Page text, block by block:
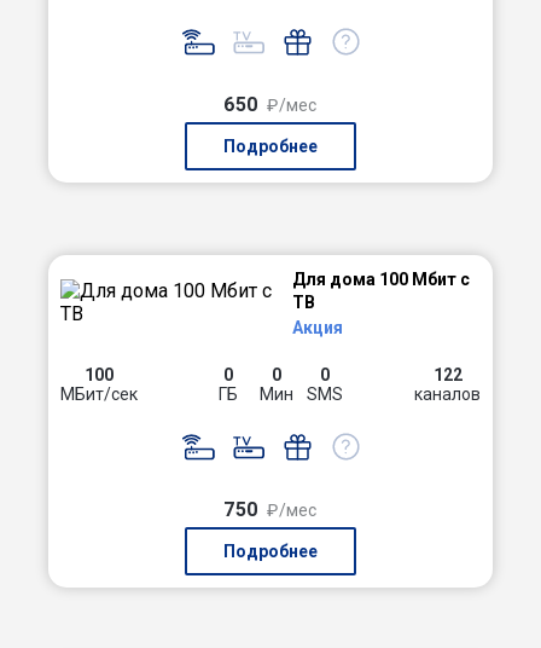
650 ₽/мес
Подробнее
Для дома 100 Мбит с
ТВ
Акция
100
МБит/сек
0
ГБ
0
Мин
0
SMS
122
каналов
750 ₽/мес
Подробнее